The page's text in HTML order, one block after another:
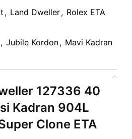
, Land Dweller, Rolex ETA
, Jubile Kordon, Mavi Kadran
127336 40
Kadran 904L
Clone ETA